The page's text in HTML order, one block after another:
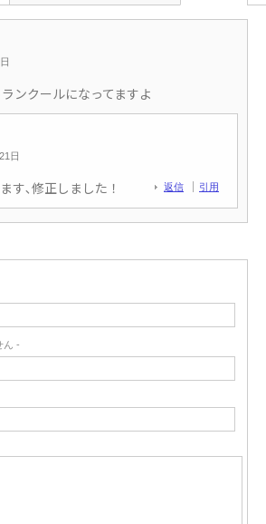
ンクールになってますよ
日
返信 引用
す､修正しました！
ん -